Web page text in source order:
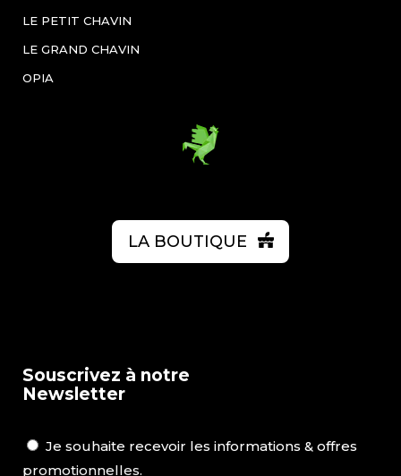
LE PETIT CHAVIN
LE GRAND CHAVIN
OPIA
LA BOUTIQUE
Souscrivez à notre
Newsletter
Je souhaite recevoir les informations & offres
promotionnelles.